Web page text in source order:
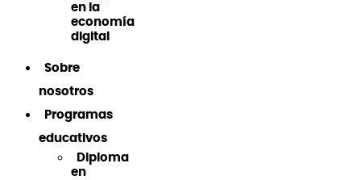
en la
economía
digital
Sobre
nosotros
Programas
educativos
Diploma
en